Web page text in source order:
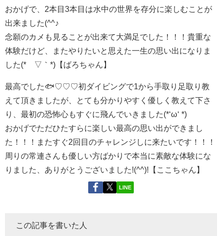
おかげで、2本目3本目は水中の世界を存分に楽しむことが
出来ました(^^♪
念願のカメも見ることが出来て大満足でした！！！貴重な
体験だけど、またやりたいと思えた一生の思い出になりま
した(*´▽｀*)【ばろちゃん】
最高でした🐟♡♡♡初ダイビングで1から手取り足取り教
えて頂きましたが、とても分かりやすく優しく教えて下さ
り、最初の恐怖心もすぐに飛んでいきました(*‘ω‘ *)
おかげでただひたすらに楽しい最高の思い出ができまし
た！！！またすぐ2回目のチャレンジしに来たいです！！！
周りの常連さんも優しい方ばかりで本当に素敵な体験にな
りました、ありがとうございました!(^^)!【ここちゃん】
LINE
この記事を書いた人